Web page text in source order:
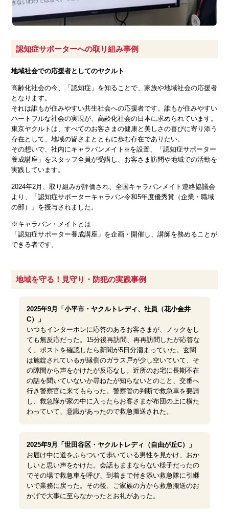
認知症サポーターへの取り組み事例
地域社会での応援者としてのヤクルト
高齢化社会の今、「認知症」を知ることで、家族や地域社会の応援者
となります。
それは誰もが住みやすい共生社会への応援者です。誰もが住みやすい
ハートフルな社会の実現が、高齢化社会の日本に求められています。
東京ヤクルトは、すべてのお客さまの健康と美しさの喜びに寄り添う
存在として、地域の皆さまとともに歩む存在でありたい。
その想いで、社内にキャラバンメイト ※を設置、「認知症サポーター
養成講座」をスタッフ全員が受講し、お客さま訪問や地域での活動を
実践しています。
2024年2月、取り組みが評価され、全国キャラバンメイト連絡協議会
より、「認知症サポーターキャラバン令和5年度優秀賞（企業・職域
の部）」を授与されました。
※キャラバン・メイトとは
「認知症サポーター養成講座」を企画・開催し、講師を務めることが
できる者です。
地域を守る！見守り・防犯の実践事例
2025年9月「小平市・ヤクルトレディ、社員（花小金井
C）」
いつもインターホンに応答のあるお客さまが、ノックをし
ても無反応だった。15分後再訪問、再再訪問したが応答な
く、ポストを確認したら新聞が5日分溜まっていた。玄関
は施錠されているが縁側のガラス戸が少し空いていて、そ
の隙間から声をかけたが反応なし。近所のお宅に長期不在
の話を聞いていないか尋ねたが知らないとのこと、交番へ
行き警察官に来てもらった。警察管の判断で救急車を要請
し、救急隊が家の中に入ったらお客さまが布団の上に横た
わっていて、意識があったので救急搬送された。
2025年9月「世田谷区・ヤクルトレディ（自由が丘C）」
お届け中に道をふらついて歩いている男性を見かけ、おか
しいと思い声をかけた。会話もままならない様子だったの
でその場で救急車を呼び、到着まで付き添い救急隊に引継
いで業務に戻った。その後、ご家族の方から救急搬送のお
かげで大事に至らなかったとお礼があった。